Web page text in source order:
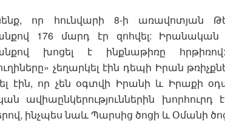
որ հունվարի 8-ի առավոտյան
176 մարդ էր զոհվել: Իրանական
խոցել է ինքնաթիռը
չեղարկել էին դեպի Իրան
էին, որ չեն օգտվի Իրանի և Իրաքի
ավիաընկերություններին
ինչպես նաև Պարսից ծոցի և Օմանի